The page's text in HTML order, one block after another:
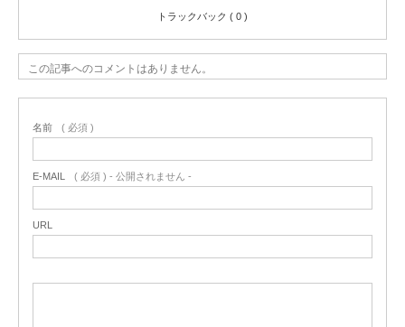
トラックバック ( 0 )
この記事へのコメントはありません。
名前 ( 必須 )
E-MAIL ( 必須 ) - 公開されません -
URL